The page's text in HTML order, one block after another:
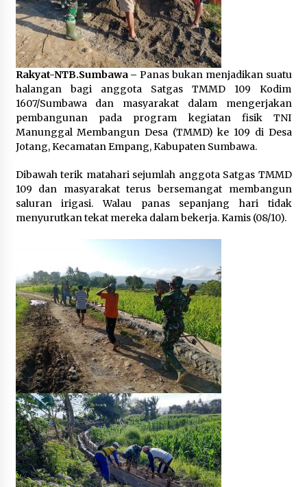
Pelarian terduga Otak Curanmor di Kecamatan
kempo, Berakhir di tangan Tim Opsnal Polsek
Kempo
3 minggu ago
Tim Opsnal Polsek Kempo Amankan salah satu
Terduga Curanmor yang sempat jadi DPO
selama Sepekan
4 minggu ago
Tim Opsnal Polsek Kempo Amankan salah satu
selama Sepekan
4 minggu ago
Sekjen GTKN Desak Revisi PermenPANRB
Nasib PPPK Paruh Waktu di Tengah
Polsek Pekat Kawal Aksi Petani Tebu Secara
Humanis, Dialog dengan PT SMS Hasilkan
Kesepakatan Awal Demi Menjaga Harkamtibmas
1 bulan ago
SATRESNARKOBA POLRES DOMPU AMANKAN
TERDUGA PELAKU NARKOTIKA DI KECAMATAN
KEMPO, BELASAN PAKET DIDUGA SABU DISITA
1 bulan ago
Rakyat-NTB.Sumbawa – Panas bukan menjadikan suatu
halangan bagi anggota Satgas TMMD 109 Kodim
1607/Sumbawa dan masyarakat dalam mengerjakan
pembangunan pada program kegiatan fisik TNI
Manunggal Membangun Desa (TMMD) ke 109 di Desa
Jotang, Kecamatan Empang, Kabupaten Sumbawa.
Dibawah terik matahari sejumlah anggota Satgas TMMD
109 dan masyarakat terus bersemangat membangun
saluran irigasi. Walau panas sepanjang hari tidak
menyurutkan tekat mereka dalam bekerja. Kamis (08/10).